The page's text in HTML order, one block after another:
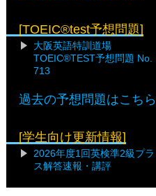
[TOEIC®test予想問題]
大阪英語特訓道場
TOEIC®TEST予想問題 No.
713
過去の予想問題はこちら
[学生向け更新情報]
2026年度1回英検準2級プラ
ス解答速報・講評